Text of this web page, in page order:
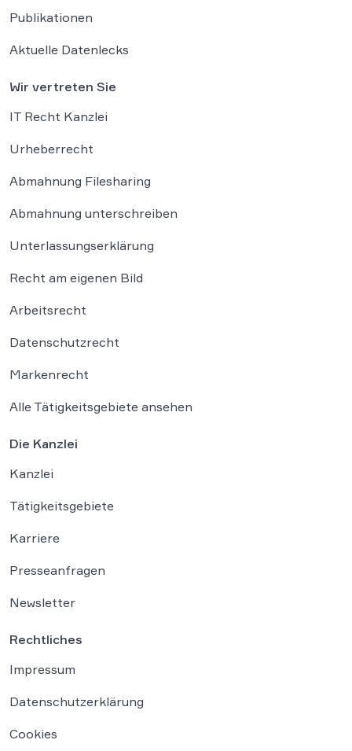
Publikationen
Aktuelle Datenlecks
Wir vertreten Sie
IT Recht Kanzlei
Urheberrecht
Abmahnung Filesharing
Abmahnung unterschreiben
Unterlassungserklärung
Recht am eigenen Bild
Arbeitsrecht
Datenschutzrecht
Markenrecht
Alle Tätigkeitsgebiete ansehen
Die Kanzlei
Kanzlei
Tätigkeitsgebiete
Karriere
Presseanfragen
Newsletter
Rechtliches
Impressum
Datenschutzerklärung
Cookies